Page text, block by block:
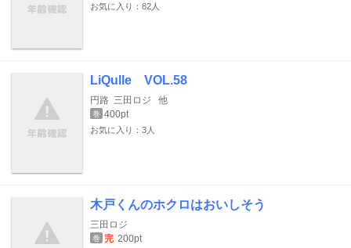
お気に入り：82人
LiQulle VOL.58
円路 三田ロジ 他
巻 400pt
お気に入り：3人
木戸くんのホクロはおいしそう
三田ロジ
巻 完 200pt